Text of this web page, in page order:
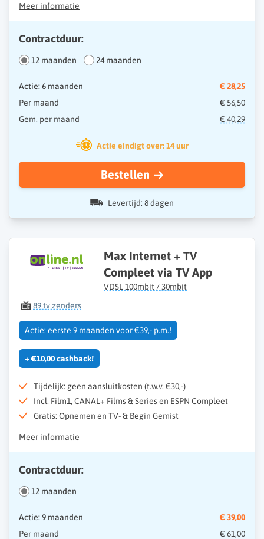
Meer informatie
Contractduur:
12 maanden 24 maanden
Actie: 6 maanden
€ 28,25
Per maand
€ 56,50
Gem. per maand
€ 40,29
Actie eindigt over: 14 uur
Bestellen
Levertijd: 8 dagen
Max Internet + TV
Compleet via TV App
VDSL 100mbit / 30mbit
89 tv zenders
Actie: eerste 9 maanden voor €39,- p.m.!
+ €10,00 cashback!
Tijdelijk: geen aansluitkosten (t.w.v. €30,-)
Incl. Film1, CANAL+ Films & Series en ESPN Compleet
Gratis: Opnemen en TV- & Begin Gemist
Meer informatie
Contractduur:
12 maanden
Actie: 9 maanden
€ 39,00
Per maand
€ 61,00